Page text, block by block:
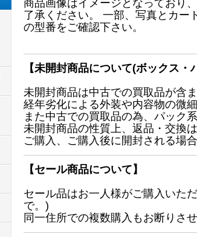
商品画像はイメージとなっており
了承ください。 一部、写真とカー
の型番をご確認下さい。
【未開封商品について(ボックス
未開封商品は中古での買取品が含
経年劣化による外装や内容物の微
また中古での買取品の為、パック
未開封商品の性質上、返品・交換
ご購入、ご購入後に開封される場
【セール商品について】
セール品はお一人様がご購入いた
で。)
同一住所での複数購入もお断りさ